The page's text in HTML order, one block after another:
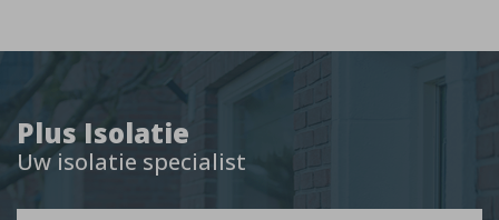
Plus Isolatie
Uw isolatie specialist